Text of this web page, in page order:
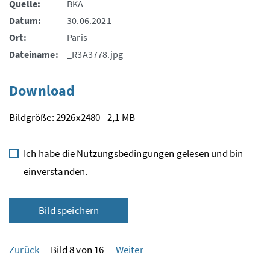
Quelle:
BKA
Datum:
30.06.2021
Ort:
Paris
Dateiname:
_R3A3778.jpg
Download
Bildgröße: 2926x2480 - 2,1 MB
Ich habe dieNutzungsbedingungen gelesen und bin
einverstanden.
Bild speichern
Zurück Bild 8 von 16 Weiter